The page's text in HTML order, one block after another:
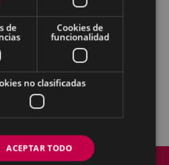
.
, con la Pirotecnia
de adultos, con la charanga
la orquesta navarra SCORPIO.
Sitio
Aviso legal
de
Cookies de
funcionalidad
no clasificadas
ACEPTAR TODO